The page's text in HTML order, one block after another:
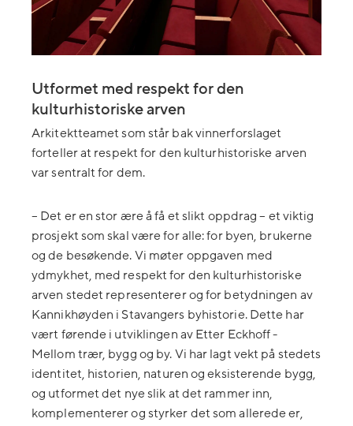
Utformet med respekt for den
kulturhistoriske arven
Arkitektteamet som står bak vinnerforslaget
forteller at respekt for den kulturhistoriske arven
var sentralt for dem.
– Det er en stor ære å få et slikt oppdrag – et viktig
prosjekt som skal være for alle: for byen, brukerne
og de besøkende. Vi møter oppgaven med
ydmykhet, med respekt for den kulturhistoriske
arven stedet representerer og for betydningen av
Kannikhøyden i Stavangers byhistorie. Dette har
vært førende i utviklingen av Etter Eckhoff -
Mellom trær, bygg og by. Vi har lagt vekt på stedets
identitet, historien, naturen og eksisterende bygg,
og utformet det nye slik at det rammer inn,
komplementerer og styrker det som allerede er,